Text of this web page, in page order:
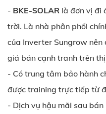
- BKE-SOLAR là đơn vị đi
trời. Là nhà phân phối
của Inverter Sungrow nên
giá bán cạnh tranh trên
- Có trung tâm bảo hành
được training trực tiếp từ
- Dịch vụ hậu mãi sau